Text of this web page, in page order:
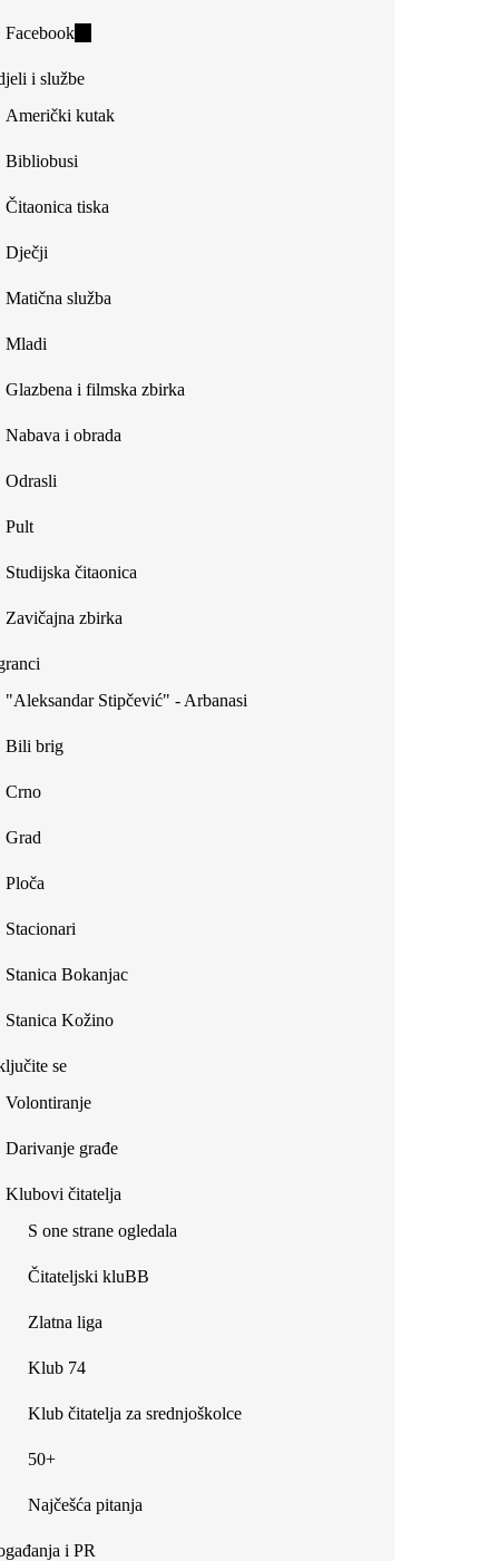
external)
Facebook(link
external)
i službe
Američki kutak
Bibliobusi
Čitaonica tiska
Dječji
Matična služba
Mladi
Glazbena i filmska zbirka
Nabava i obrada
Odrasli
Pult
Studijska čitaonica
Zavičajna zbirka
"Aleksandar Stipčević" - Arbanasi
Bili brig
Crno
Grad
Ploča
Stacionari
Stanica Bokanjac
Stanica Kožino
se
Volontiranje
Darivanje građe
Klubovi čitatelja
S one strane ogledala
Čitateljski kluBB
Zlatna liga
Klub 74
Klub čitatelja za srednjoškolce
50+
Najčešća pitanja
i PR